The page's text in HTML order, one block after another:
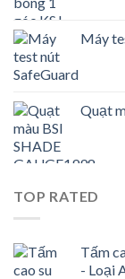
Máy
Quạt
TOP RATED
Tấm
- Loại